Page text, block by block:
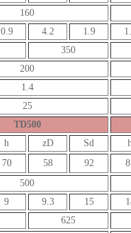
160
0.9 4.2 1.9
350
200
1.4
25
TD500
h zD Sd
70 58 92
500
9 9.3 15
625